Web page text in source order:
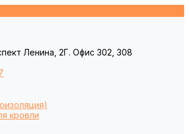
Ленина, 2Г. Офис 302, 308
кровли